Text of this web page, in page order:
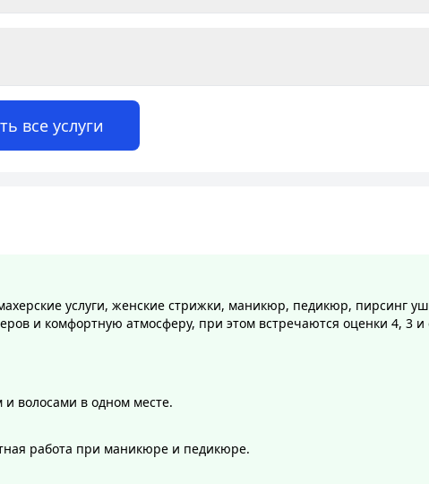
все услуги
услуги, женские стрижки, маникюр, педикюр, пирсинг
и комфортную атмосферу, при этом встречаются оценки 4, 3
волосами в одном месте.
работа при маникюре и педикюре.